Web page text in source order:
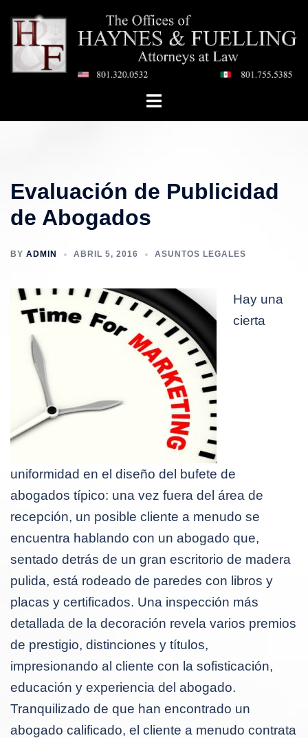
contenido
Toggle
Evaluación de Publicidad
de Abogados
BY ADMIN ABRIL 5, 2016 ASUNTOS LEGALES
Hay una
cierta
uniformidad en el diseño del bufete de
abogados típico: una vez fuera del área de
recepción, un posible cliente a menudo se
encuentra hablando con un abogado que,
sentado detrás de un gran escritorio de madera
pulida, está rodeado de paredes con libros y
placas y certificados. Una inspección más
detallada de la decoración revela varios premios
de prestigio, distinciones y títulos,
impresionando al cliente con la sofisticación,
educación y experiencia del abogado.
Tranquilizado de que han encontrado un
abogado calificado, el cliente a menudo contrata